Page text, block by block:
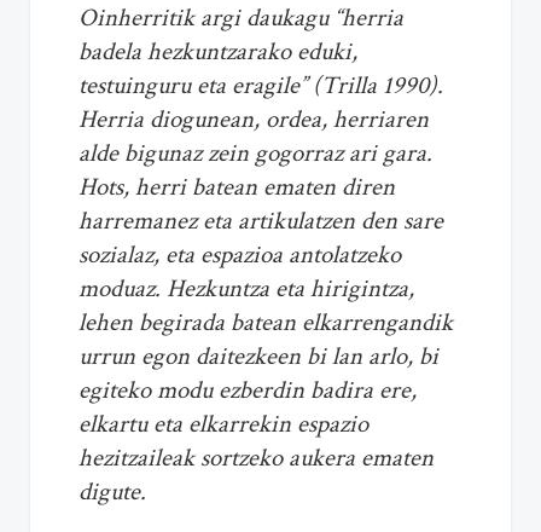
Oinherritik argi daukagu “herria
badela hezkuntzarako eduki,
testuinguru eta eragile” (Trilla 1990).
Herria diogunean, ordea, herriaren
alde bigunaz zein gogorraz ari gara.
Hots, herri batean ematen diren
harremanez eta artikulatzen den sare
sozialaz, eta espazioa antolatzeko
moduaz. Hezkuntza eta hirigintza,
lehen begirada batean elkarrengandik
urrun egon daitezkeen bi lan arlo, bi
egiteko modu ezberdin badira ere,
elkartu eta elkarrekin espazio
hezitzaileak sortzeko aukera ematen
digute.